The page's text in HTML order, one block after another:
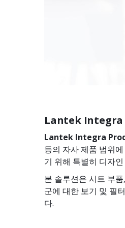
Lantek Integra
Lantek Integra
등의 자사 제품 범위
기 위해 특별히 디자
본 솔루션은 시트 부
군에 대한 보기 및 필
다.